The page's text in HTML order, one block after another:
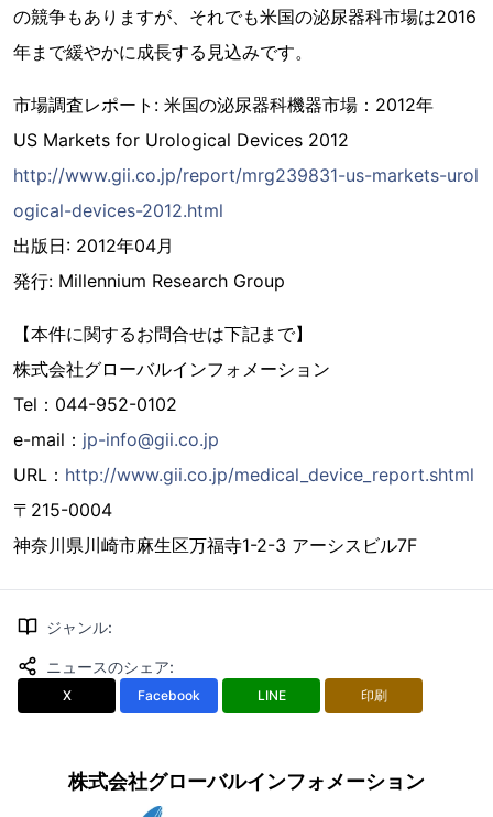
の競争もありますが、それでも米国の泌尿器科市場は2016
年まで緩やかに成長する見込みです。
市場調査レポート: 米国の泌尿器科機器市場：2012年
US Markets for Urological Devices 2012
http://www.gii.co.jp/report/mrg239831-us-markets-urol
ogical-devices-2012.html
出版日: 2012年04月
発行: Millennium Research Group
【本件に関するお問合せは下記まで】
株式会社グローバルインフォメーション
Tel：044-952-0102
e-mail： jp-info@gii.co.jp
URL： http://www.gii.co.jp/medical_device_report.shtml
〒215-0004
神奈川県川崎市麻生区万福寺1-2-3 アーシスビル7F
ジャンル:
ニュースのシェア:
X Facebook LINE 印刷
株式会社グローバルインフォメーション